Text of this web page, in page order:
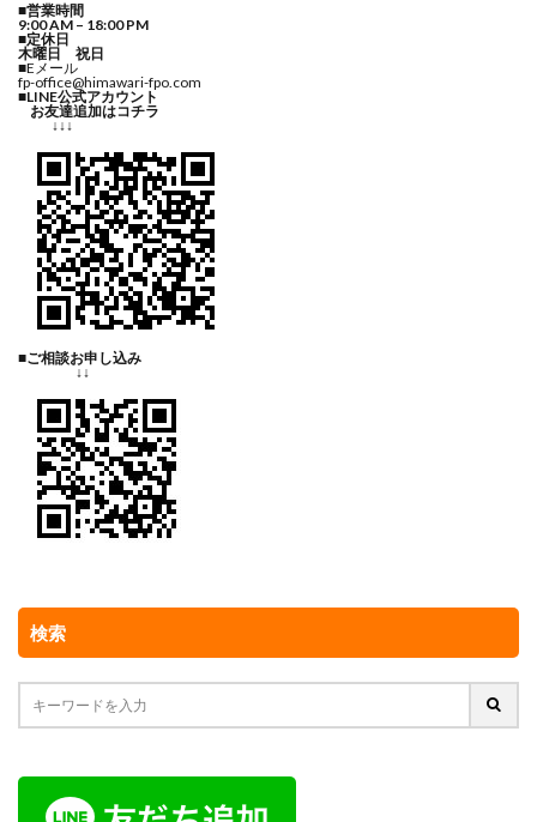
■営業時間
9:00 AM – 18:00 PM
■定休日
木曜日 祝日
■Eメール
fp-office@himawari-fpo.com
■LINE公式アカウント
お友達追加はコチラ
↓↓↓
■ご相談お申し込み
↓↓
検索